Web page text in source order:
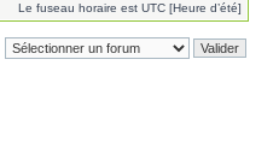
Le fuseau horaire est UTC [Heure d’été]